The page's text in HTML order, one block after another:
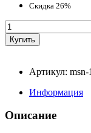
Скидка 26%
Артикул: msn-
Информация
Описание